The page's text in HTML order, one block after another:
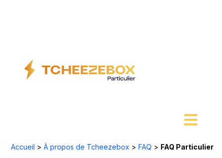
Accueil >À propos de Tcheezebox >FAQ > FAQ Particulier